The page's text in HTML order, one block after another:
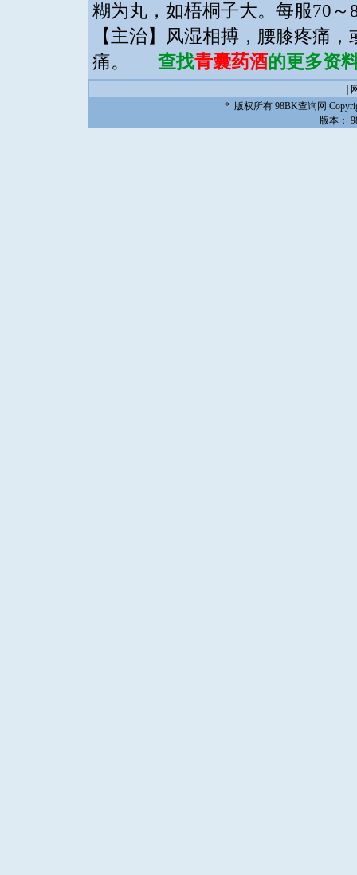
糊为丸，如梧桐子大。每服70
【主治】风湿相搏，腰膝疼痛
痛。
查找青囊药酒的更多资
* 版权所有 98BK查询网
版本：